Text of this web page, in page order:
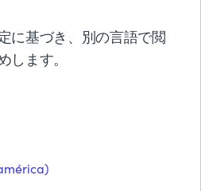
パートナー
に基づき、別の言語で閲
します。
ムを含むア
ンマッピン